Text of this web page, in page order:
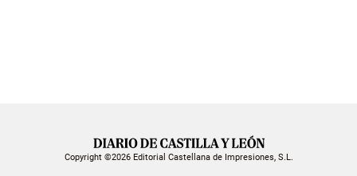
Copyright ©2026 Editorial Castellana de Impresiones, S.L.